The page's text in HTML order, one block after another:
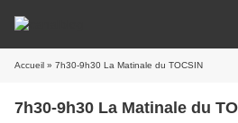
Accueil » 7h30-9h30 La Matinale du TOCSIN
7h30-9h30 La Matinale du